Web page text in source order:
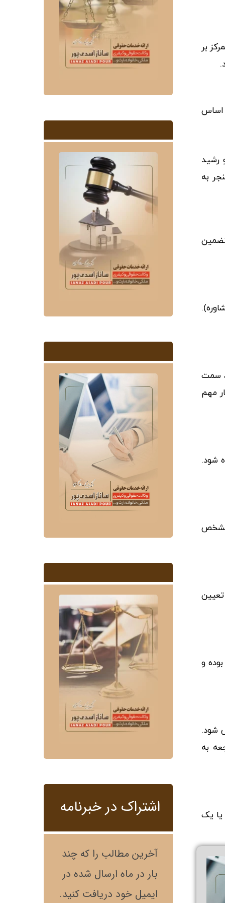
بر
اساس
رشید
به
سمت
مهم
شود.
مشخص
و
شود.
به
یا یک
اشتراک در خبرنامه
آخرین مطالب را که چند
بار در ماه ارسال شده در
ایمیل خود دریافت کنید.